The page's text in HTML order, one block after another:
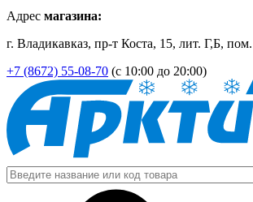
Адрес магазина:
г. Владикавказ, пр-т Коста, 15, лит. Г,Б,
+7 (8672) 55-08-70 (с 10:00 до 20:00)